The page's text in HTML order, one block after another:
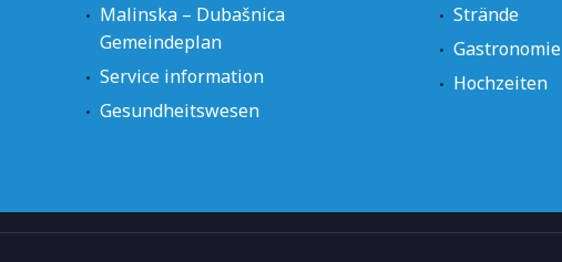
Malinska – Dubašnica
Gemeindeplan
Service information
Gesundheitswesen
Strände
Gastronomie
Hochzeiten